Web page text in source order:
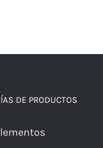
DE PRODUCTOS